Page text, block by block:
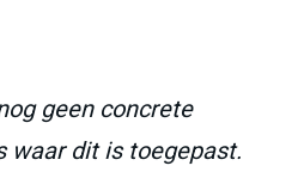
geen concrete
waar dit is toegepast.